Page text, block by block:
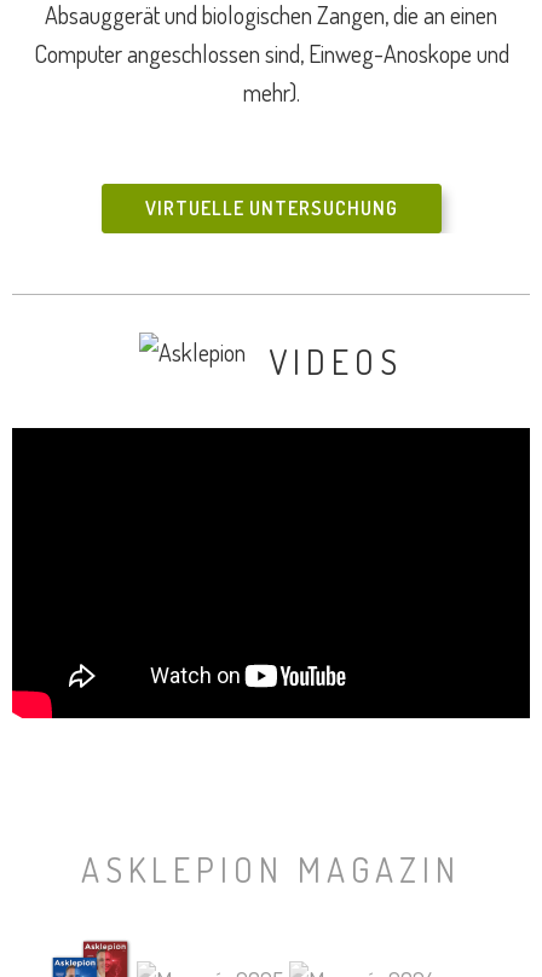
Absauggerät und biologischen Zangen, die an einen
Computer angeschlossen sind, Einweg-Anoskope und
mehr).
VIRTUELLE UNTERSUCHUNG
VIDEOS
ASKLEPION MAGAZIN